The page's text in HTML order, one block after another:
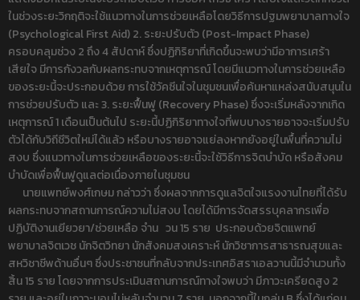
ในช่วงระยะวิกฤติจะใช้แนวทางในการช่วยเหลือโดยวิธีการปฐมพยาบาลทางใจ
(Psychological First Aid) 2. ระยะปรับตัว (Post-Impact Phase)
ครอบคลุมช่วง 2 ถึง 4 สัปดาห์ ซึ่งปฏิกิริยาที่เกิดขึ้นจะพบว่ามีอาการเศร้า
เสียใจ มีการกังวลกับผลกระทบจากเหตุการณ์ โดยมีแนวทางในการช่วยเหลือ
ของระยะนี้จะประกอบด้วย การใช้วัคซีนใจในชุมชนเพื่อค้นหาแหล่งสนับสนุนใน
การช่วยปรับตัว และ 3. ระยะฟื้นฟู (Recovery Phase) ซึ่งจะเริ่มหลังจากเกิด
เหตุการณ์ 1 เดือนเป็นต้นไป ระยะนี้ปฏิกิริยาทางใจที่พบบางรายอาจจะเริ่มปรับ
ตัวได้กับวิถีชีวิตใหม่ได้แล้ว หรือบางรายอาจแย่ลงหากยังอยู่ในพื้นที่ความไม่
สงบ ซึ่งแนวทางในการช่วยเหลือของระยะนี้จะใช้วิธีการจิตบำบัด หรือสังคม
บำบัดเพื่อฟื้นฟูดูแลต่อเนื่องภายในชุมชน
นายแพทย์พงศ์เกษม กล่าวว่า ซึ่งผลจากการดูแลจิตใจแรงงานไทยที่ได้รับ
ผลกระทบจากสถานการณ์ความไม่สงบ โดยได้มีการจัดสรรบุคลากรเพื่อ
ปฏิบัติงานเยียวยา/ช่วยเหลือ จำน วน 15 ราย ประกอบด้วยจิตแพทย์
พยาบาลจิตเวช นักจิตวิทยา นักสังคมสงเคราะห์ นักวิชาการสาธารณสุขและ
สหวิชาชีพด้านอื่นๆ ซึ่งประชาชนที่กลับจากประเทศอิสราเอลวานนี้มีจำนวนทั้ง
สิ้น 15 ราย โดยจากการประเมินสถานการณ์ทางใจพบว่า มีภาวะเครียดสูง 2